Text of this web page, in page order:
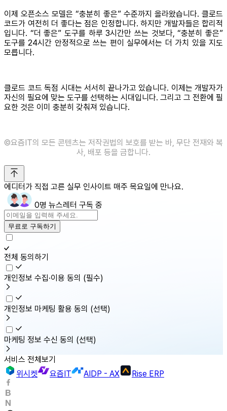
이제 오픈소스 모델은 “충분히 좋은” 수준까지 올라왔습니다. 클로드
코드가 여전히 더 좋다는 점은 인정합니다. 하지만 개발자들은 합리적
입니다. “더 좋은” 도구를 하루 3시간만 쓰는 것보다, “충분히 좋은”
도구를 24시간 안정적으로 쓰는 편이 실무에서는 더 가치 있을 지도
모릅니다.
클로드 코드 독점 시대는 서서히 끝나가고 있습니다. 이제는 개발자가
자신의 필요에 맞는 도구를 선택하는 시대입니다. 그리고 그 전환에 필
요한 것은 이미 충분히 갖춰져 있습니다.
©️요즘IT의 모든 콘텐츠는 저작권법의 보호를 받는 바, 무단 전재와 복
사, 배포 등을 금합니다.
에디터가 직접 고른 실무 인사이트 매주 목요일에 만나요.
0명 뉴스레터 구독 중
무료로 구독하기
전체 동의하기
개인정보 수집·이용 동의 (필수)
개인정보 마케팅 활용 동의 (선택)
마케팅 정보 수신 동의 (선택)
서비스 전체보기
위시켓
요즘IT AIDP - AX Rise ERP